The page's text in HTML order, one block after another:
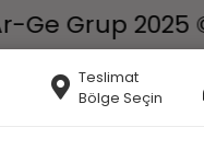
2025 ©
Teslimat
Bölge Seçin